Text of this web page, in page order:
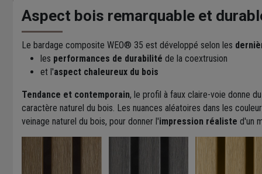
Aspect bois remarquable et
Le bardage composite WEO® 35 est développé selon les
les performances de durabilité de la coextrusion
et l'aspect chaleureux du bois
Tendance et contemporain, le profil à faux claire-voie donne
caractère naturel du bois. Les nuances aléatoires dans les
veinage naturel du bois, pour donner l'impression réaliste d'un